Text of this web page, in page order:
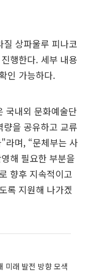
질 상파울루 피나코
행한다. 세부 내용
인 가능하다.
국내외 문화예술단
을 공유하고 교류
라며, “문체부는 사
해 필요한 부분을
향후 지속적이고
록 지원해 나가겠
미래 발전 방향 모색